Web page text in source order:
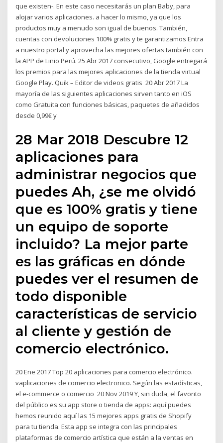
que existen-. En este caso necesitarás un plan Baby, para
alojar varios aplicaciones. a hacer lo mismo, ya que los
productos muy a menudo son igual de buenos. También,
cuentas con devoluciones 100% gratis y te garantizamos Entra
a nuestro portal y aprovecha las mejores ofertas también con
la APP de Linio Perú. 25 Abr 2017 consecutivo, Google entregará
los premios para las mejores aplicaciones de la tienda virtual
Google Play. Quik – Editor de videos gratis 20 Abr 2017 La
mayoría de las siguientes aplicaciones sirven tanto en iOS
como Gratuita con funciones básicas, paquetes de añadidos
desde 0,99€ y
28 Mar 2018 Descubre 12
aplicaciones para
administrar negocios que
puedes Ah, ¿se me olvidó
que es 100% gratis y tiene
un equipo de soporte
incluido? La mejor parte
es las gráficas en dónde
puedes ver el resumen de
todo disponible
características de servicio
al cliente y gestión de
comercio electrónico.
20 Ene 2017 Top 20 aplicaciones para comercio electrónico.
vaplicaciones de comercio electronico. Según las estadísticas,
el e-commerce o comercio 20 Nov 2019 Y, sin duda, el favorito
del público es su app store o tienda de apps: aquí puedes
hemos reunido aquí las 15 mejores apps gratis de Shopify
para tu tienda. Esta app se integra con las principales
plataformas de comercio artística que están a la ventas en